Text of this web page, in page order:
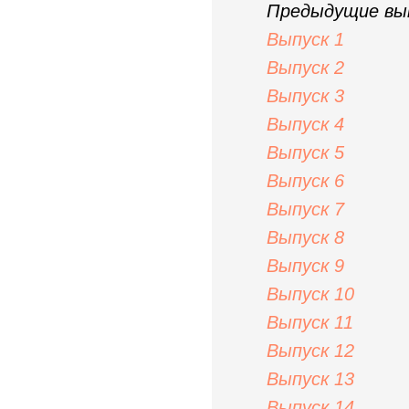
Предыдущие
Выпуск 1
Выпуск 2
Выпуск 3
Выпуск 4
Выпуск 5
Выпуск 6
Выпуск 7
Выпуск 8
Выпуск 9
Выпуск 10
Выпуск 11
Выпуск 12
Выпуск 13